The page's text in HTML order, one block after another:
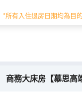
*所有入住退房日期均為目
55㎡ 16,21-
商務大床房【慕思高